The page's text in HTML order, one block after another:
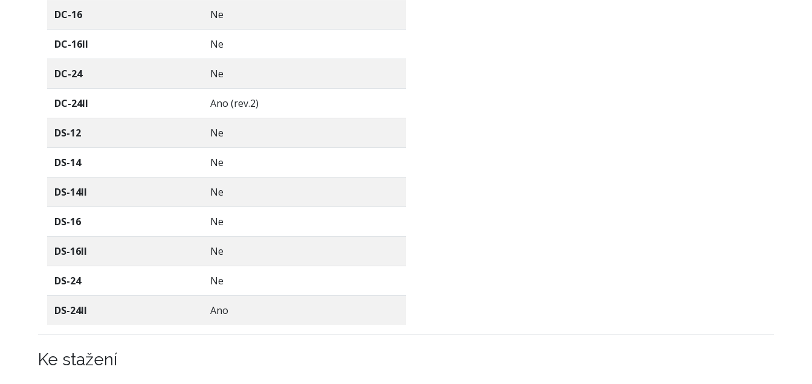
DC-16 Ne
DC-16II Ne
DC-24 Ne
DC-24II Ano (rev.2)
DS-12 Ne
DS-14 Ne
DS-14II Ne
DS-16 Ne
DS-16II Ne
DS-24 Ne
DS-24II Ano
Ke stažení